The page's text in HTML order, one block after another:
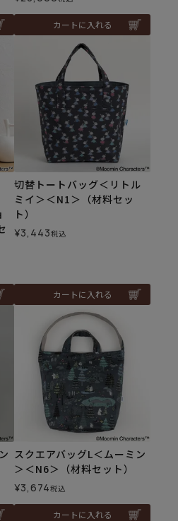
カートに入れる
切替トートバッグ＜リトル
ミイ＞＜N1＞（材料セッ
ト）
¥3,443税込
カートに入れる
スクエアバッグL＜ムーミン
＞＜N6＞（材料セット）
¥3,674税込
カートに入れる